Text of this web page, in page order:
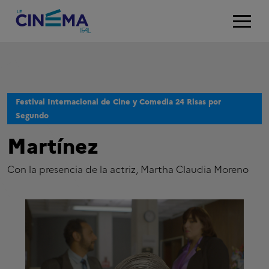
Festival Internacional de Cine y Comedia 24 Risas por
Segundo
Martínez
Con la presencia de la actriz, Martha Claudia Moreno